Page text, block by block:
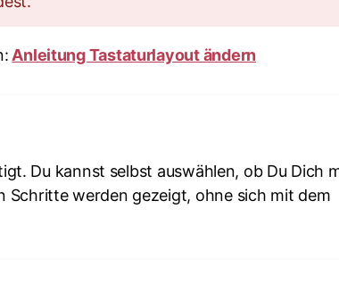
Anleitung Tastaturlayout ändern
Du kannst selbst auswählen, ob Du Dich
Schritte werden gezeigt, ohne sich mit dem